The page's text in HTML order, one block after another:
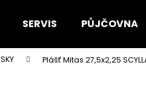
SERVIS PŮJČOVNA
Plášť Mitas 27,5x2,25
najít?